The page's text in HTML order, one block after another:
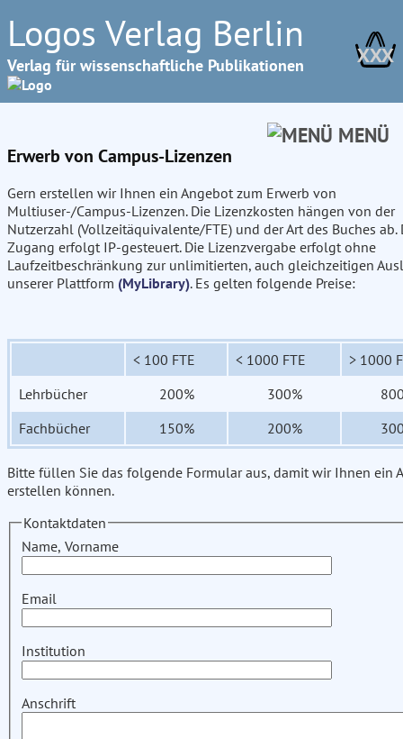
Logos Verlag Berlin
Verlag für wissenschaftliche Publikationen XXX
MENÜ
Erwerb von Campus-Lizenzen
Gern erstellen wir Ihnen ein Angebot zum Erwerb von
Multiuser-/Campus-Lizenzen. Die Lizenzkosten hängen von der
Nutzerzahl (Vollzeitäquivalente/FTE) und der Art des Buches ab.
Zugang erfolgt IP-gesteuert. Die Lizenzvergabe erfolgt ohne
Laufzeitbeschränkung zur unlimitierten, auch gleichzeitigen
unserer Plattform (MyLibrary). Es gelten folgende Preise:
< 100 FTE < 1000 FTE
> 1000
Lehrbücher
200% 300%
Fachbücher
150% 200%
Bitte füllen Sie das folgende Formular aus, damit wir Ihnen ein
erstellen können.
Kontaktdaten
Name, Vorname
Email
Institution
Anschrift